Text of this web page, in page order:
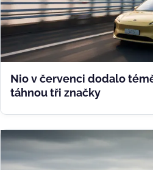
Nio v červenci dodalo
táhnou tři značky